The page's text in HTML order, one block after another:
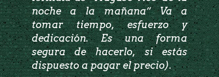
noche a la mañana” Va a
tomar tiempo, esfuerzo y
dedicación. Es una forma
segura de hacerlo, si estás
dispuesto a pagar el precio).